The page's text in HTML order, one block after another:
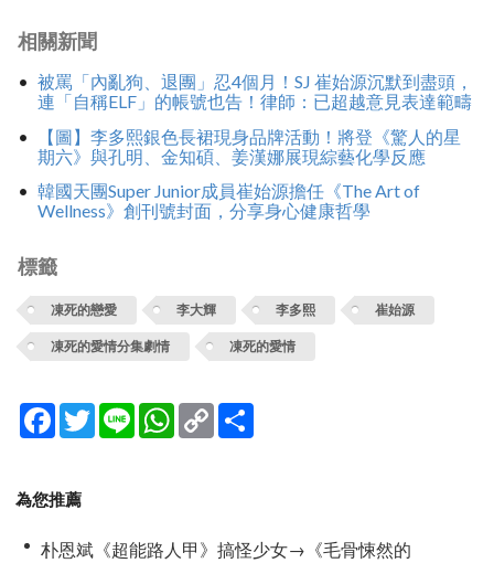
相關新聞
被罵「內亂狗、退團」忍4個月！SJ 崔始源沉默到盡頭，
連「自稱ELF」的帳號也告！律師：已超越意見表達範疇
【圖】李多熙銀色長裙現身品牌活動！將登《驚人的星
期六》與孔明、金知碩、姜漢娜展現綜藝化學反應
韓國天團Super Junior成員崔始源擔任《The Art of
Wellness》創刊號封面，分享身心健康哲學
標籤
凍死的戀愛 李大輝 李多熙 崔始源
凍死的愛情分集劇情 凍死的愛情
Facebook
TwitterLine WhatsApp
Copy
Link
為您推薦
朴恩斌《超能路人甲》搞怪少女→《毛骨悚然的